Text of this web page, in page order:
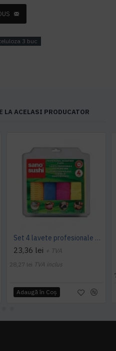
3 buc
LA ACELASI PRODUCATOR
Set 4 lavete profesionale din microfibre Sano Sushi
23,36 lei + TVA
28,27 lei TVA inclus
Adaugă în Coş